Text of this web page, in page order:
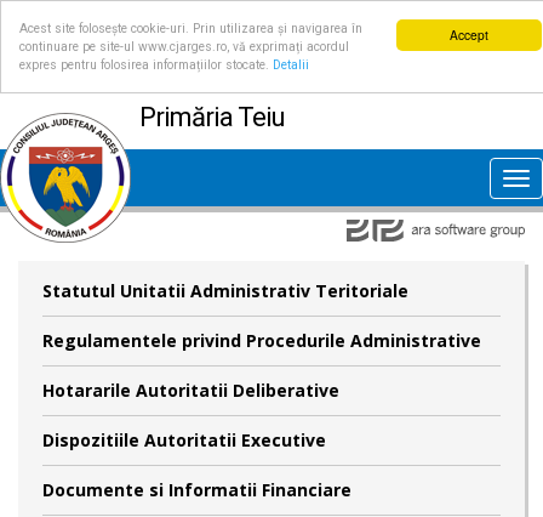
Accept
Acest site folosește cookie-uri. Prin utilizarea și navigarea în
continuare pe site-ul www.cjarges.ro, vă exprimați acordul
expres pentru folosirea informațiilor stocate.
Detalii
Primăria Teiu
Statutul Unitatii Administrativ Teritoriale
Regulamentele privind Procedurile Administrative
Hotararile Autoritatii Deliberative
Dispozitiile Autoritatii Executive
Documente si Informatii Financiare